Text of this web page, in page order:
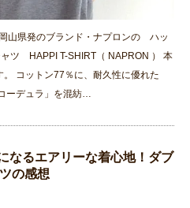
山県発のブランド・ナプロンの ハッ
ツ HAPPI T-SHIRT（ NAPRON ） 本
コットン77％に、耐久性に優れた
ーデュラ」を混紡…
るエアリーな着心地！ダブ
の感想